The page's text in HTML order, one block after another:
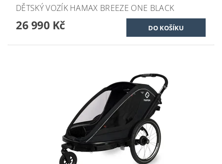
DĚTSKÝ VOZÍK HAMAX BREEZE ONE BLACK
26 990 Kč